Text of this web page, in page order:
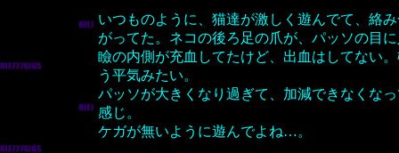
いつものように、猫達が激しく遊んでて、絡
がってた。ネコの後ろ足の爪が、パッソの目
瞼の内側が充血してたけど、出血はしてない
う平気みたい。
パッソが大きくなり過ぎて、加減できなく
感じ。
ケガが無いように遊んでよね…。